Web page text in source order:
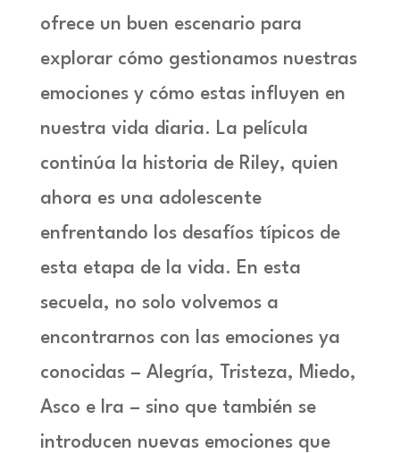
ofrece un buen escenario para
explorar cómo gestionamos nuestras
emociones y cómo estas influyen en
nuestra vida diaria. La película
continúa la historia de Riley, quien
ahora es una adolescente
enfrentando los desafíos típicos de
esta etapa de la vida. En esta
secuela, no solo volvemos a
encontrarnos con las emociones ya
conocidas – Alegría, Tristeza, Miedo,
Asco e Ira – sino que también se
introducen nuevas emociones que